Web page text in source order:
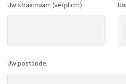
Uw straatnaam (verplicht)
Uw postcode